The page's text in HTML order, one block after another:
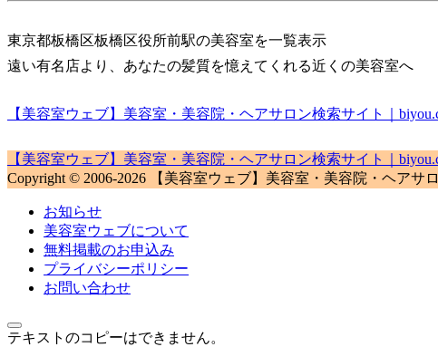
東京都板橋区板橋区役所前駅の美容室を一覧表示
遠い有名店より、あなたの髪質を憶えてくれる近くの美容室へ
【美容室ウェブ】美容室・美容院・ヘアサロン検索サイト｜
【美容室ウェブ】美容室・美容院・ヘアサロン検索サイト｜
Copyright © 2006-2026 【美容室ウェブ】美容室・美容院・ヘアサ
お知らせ
美容室ウェブについて
無料掲載のお申込み
プライバシーポリシー
お問い合わせ
テキストのコピーはできません。